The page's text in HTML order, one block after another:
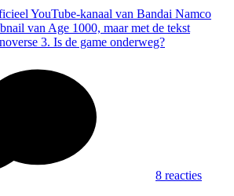
YouTube-kanaal van Bandai Namco
van Age 1000, maar met de tekst
3. Is de game onderweg?
8 reacties